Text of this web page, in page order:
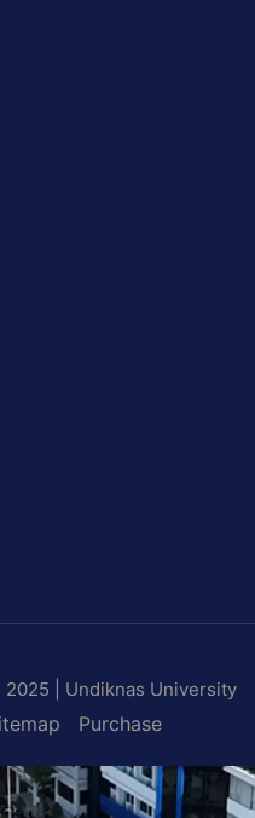
| Undiknas University
Purchase